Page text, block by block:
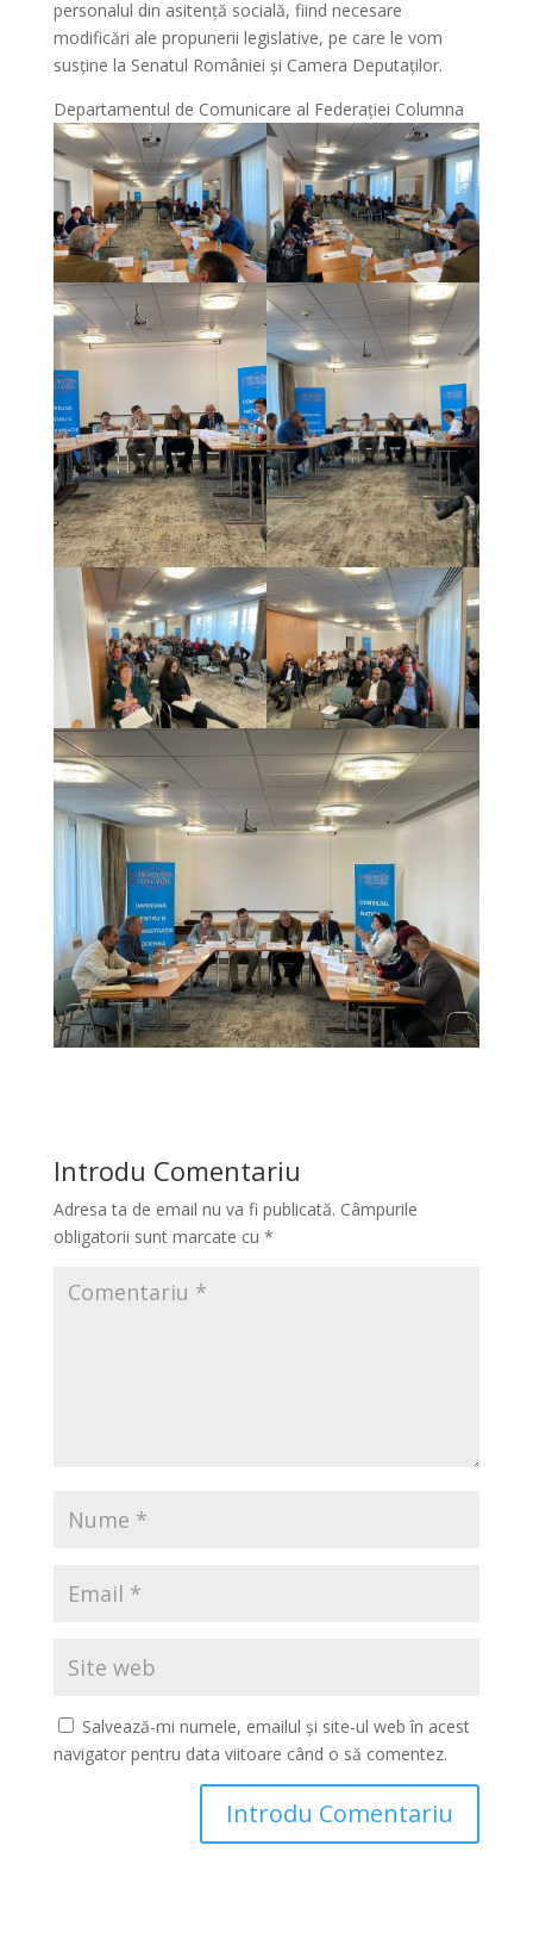
personalul din asitență socială, fiind necesare
modificări ale propunerii legislative, pe care le vom
susține la Senatul României și Camera Deputaților.
Departamentul de Comunicare al Federației Columna
Introdu Comentariu
Adresa ta de email nu va fi publicată. Câmpurile
obligatorii sunt marcate cu *
Salvează-mi numele, emailul și site-ul web în acest
navigator pentru data viitoare când o să comentez.